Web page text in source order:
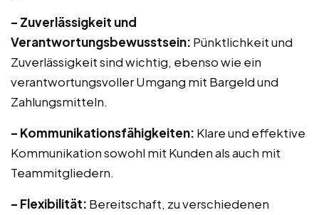
– Zuverlässigkeit und
Verantwortungsbewusstsein: Pünktlichkeit und
Zuverlässigkeit sind wichtig, ebenso wie ein
verantwortungsvoller Umgang mit Bargeld und
Zahlungsmitteln.
– Kommunikationsfähigkeiten: Klare und effektive
Kommunikation sowohl mit Kunden als auch mit
Teammitgliedern.
– Flexibilität: Bereitschaft, zu verschiedenen